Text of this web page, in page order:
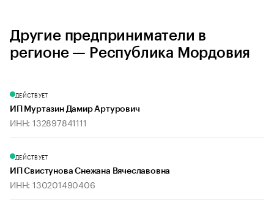
Другие предприниматели в
регионе — Республика Мордовия
ДЕЙСТВУЕТ
ИП Муртазин Дамир Артурович
ИНН: 132897841111
ДЕЙСТВУЕТ
ИП Свистунова Снежана Вячеславовна
ИНН: 130201490406